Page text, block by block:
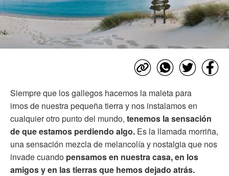
Siempre que los gallegos hacemos la maleta para
irnos de nuestra pequeña tierra y nos instalamos en
cualquier otro punto del mundo, tenemos la sensación
de que estamos perdiendo algo. Es la llamada morriña,
una sensación mezcla de melancolía y nostalgia que nos
invade cuando pensamos en nuestra casa, en los
amigos y en las tierras que hemos dejado atrás.